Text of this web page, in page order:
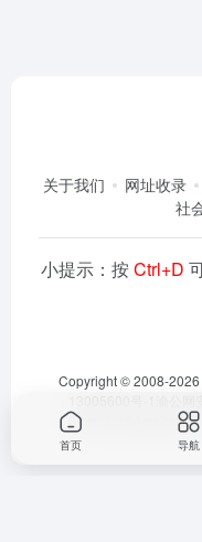
关于我们 网址收录
社
小提示：按Ctrl+D
Copyright © 2008-2026
Dlaoo.Inc
Awalab| 本
首页 导航